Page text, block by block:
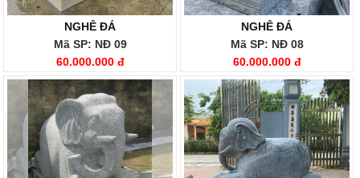
NGHÊ ĐÁ
Mã SP: NĐ 09
60.000.000 đ
NGHÊ ĐÁ
Mã SP: NĐ 08
60.000.000 đ